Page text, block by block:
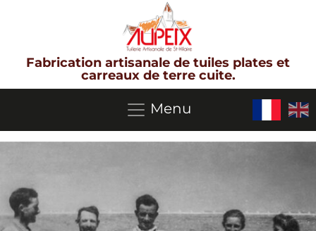
Fabrication artisanale de tuiles plates et
carreaux de terre cuite.
Menu